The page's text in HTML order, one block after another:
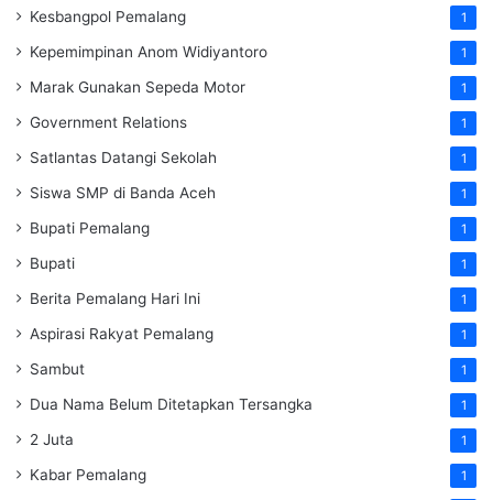
Kesbangpol Pemalang 1
Kepemimpinan Anom Widiyantoro 1
Marak Gunakan Sepeda Motor 1
Government Relations 1
Satlantas Datangi Sekolah 1
Siswa SMP di Banda Aceh 1
Bupati Pemalang 1
Bupati 1
Berita Pemalang Hari Ini 1
Aspirasi Rakyat Pemalang 1
Sambut 1
Dua Nama Belum Ditetapkan Tersangka 1
2 Juta 1
Kabar Pemalang 1